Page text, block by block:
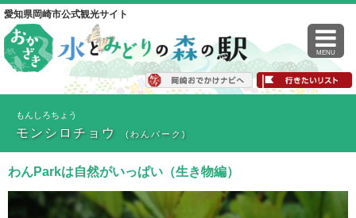
愛知県岡崎市公式観光サイト
MENU
もんしろちょう
モンシロチョウ (わんパーク)
わんParkは自然がいっぱい（生き物編）